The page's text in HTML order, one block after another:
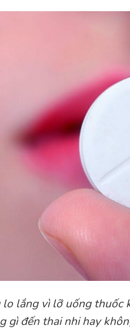
lo lắng vì lỡ uống thuốc
gì đến thai nhi hay